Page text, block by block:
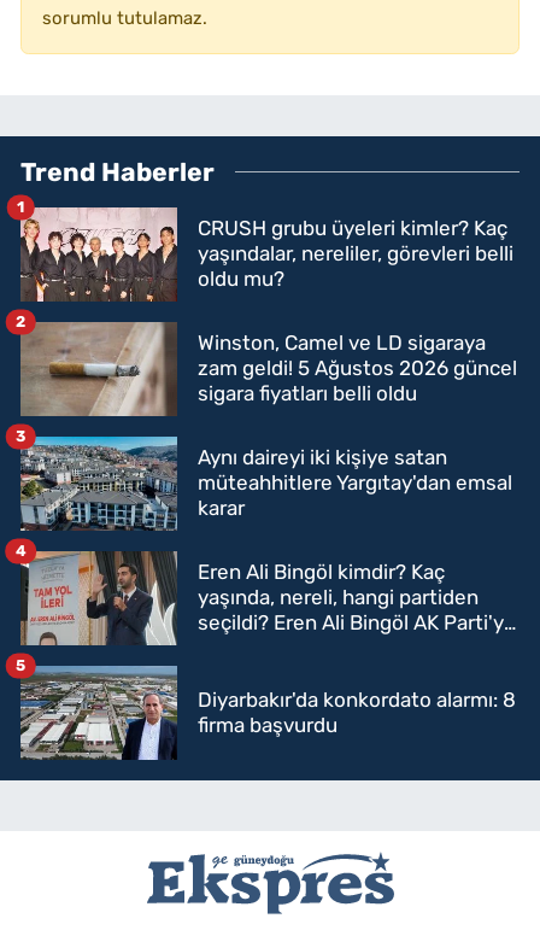
sorumlu tutulamaz.
Trend Haberler
CRUSH grubu üyeleri kimler? Kaç
yaşındalar, nereliler, görevleri belli
oldu mu?
1
Winston, Camel ve LD sigaraya
zam geldi! 5 Ağustos 2026 güncel
sigara fiyatları belli oldu
2
Aynı daireyi iki kişiye satan
müteahhitlere Yargıtay'dan emsal
karar
3
Eren Ali Bingöl kimdir? Kaç
yaşında, nereli, hangi partiden
seçildi? Eren Ali Bingöl AK Parti'ye
4
Diyarbakır'da konkordato alarmı: 8
firma başvurdu
5